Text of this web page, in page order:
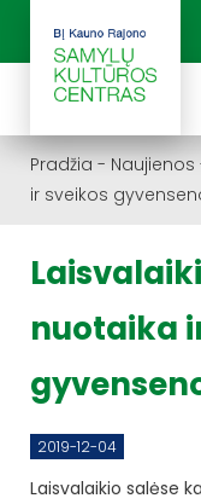
Pradžia - Naujienos
ir sveikos
nuotaika
2019-12-04
Laisvalaikio salėse